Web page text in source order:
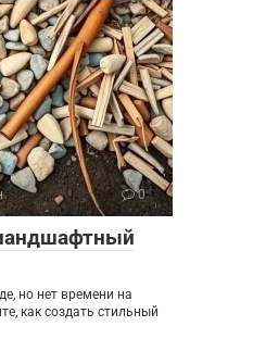
0
но нет времени на
как создать стильный